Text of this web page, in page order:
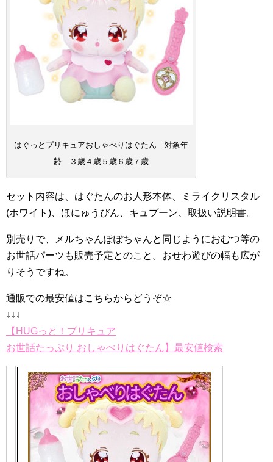
はぐっとプリキュアおしゃべりはぐたん 対象年
齢 ３歳４歳５歳６歳７歳
セット内容は、はぐたんのお人形本体、ミライクリスタル
(ホワイト)、ほにゅうびん、キュプーン、取扱い説明書。
別売りで、メルちゃんぽぽちゃんと同じようにおむつ等の
お世話パーツも販売予定とのこと。おせわ遊びの幅も広が
りそうですね。
通販での最安値はこちらからどうぞ☆
↓↓↓
【HUGっと！プリキュア
お世話たっぷり おしゃべりはぐたん】最安値検索